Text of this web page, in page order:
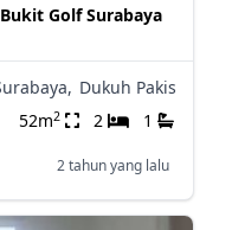
Golf Surabaya
Dukuh Pakis
52m2 2 1
2 tahun yang lalu